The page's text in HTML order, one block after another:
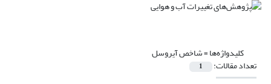
کلیدواژه‌ها =شاخص آیروسل
تعداد مقالات: 1